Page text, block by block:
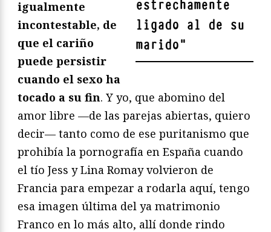
estrechamente
ligado al de su
marido"
igualmente
incontestable, de
que el cariño
puede persistir
cuando el sexo ha
tocado a su fin. Y yo, que abomino del
amor libre —de las parejas abiertas, quiero
decir— tanto como de ese puritanismo que
prohibía la pornografía en España cuando
el tío Jess y Lina Romay volvieron de
Francia para empezar a rodarla aquí, tengo
esa imagen última del ya matrimonio
Franco en lo más alto, allí donde rindo